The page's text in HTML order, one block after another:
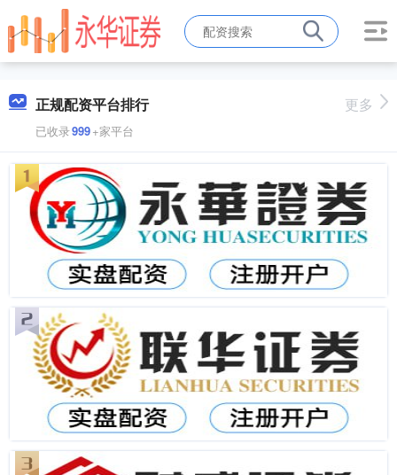
正规配资平台排行
已收录999+家平台
更多